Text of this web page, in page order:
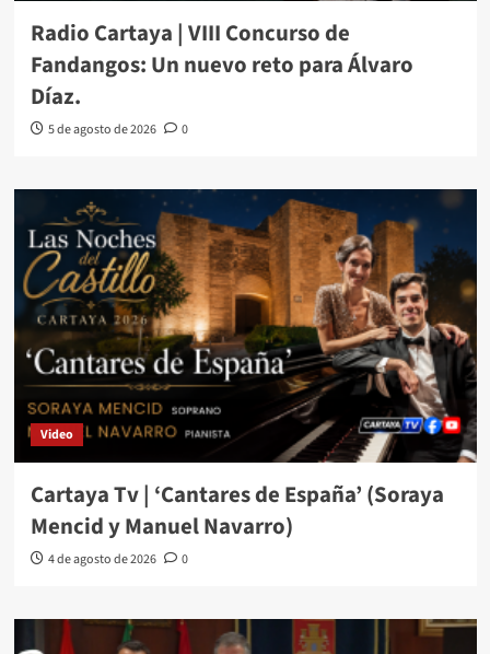
Radio Cartaya | VIII Concurso de
Fandangos: Un nuevo reto para Álvaro
Díaz.
5 de agosto de 2026 0
Video
Cartaya Tv | ‘Cantares de España’ (Soraya
Mencid y Manuel Navarro)
4 de agosto de 2026 0